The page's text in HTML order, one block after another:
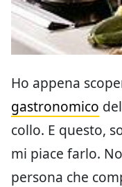
Ho appena
gastronomico
collo. E questo,
mi piace farlo.
persona che